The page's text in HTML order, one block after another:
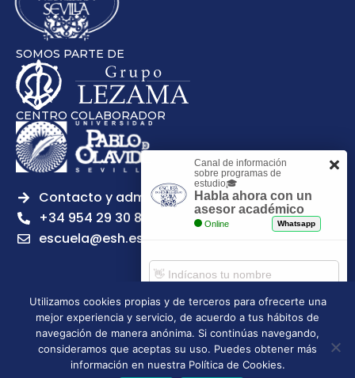
SOMOS PARTE DE
CENTRO COLABORADOR
Contacto y admisiones
+34 954 29 30 81
escuela@esh.es
Aviso legal Política de Privacidad
Política de Cookies
Política de calidad
Tablón de anuncios
Escuela Superior de Hostelería de Sevilla | 2026 | Todos los
Utilizamos cookies propias y de terceros para ofrecerte una
mejor experiencia y servicio, de acuerdo a tus hábitos de
navegación de manera anónima. Si continúas navegando,
consideramos que aceptas su uso. Puedes obtener más
información en nuestra Política de Cookies.
Canal de información
sobre programas de
estudio🎓
Habla ahora con un
asesor académico
Online Whatsapp
Comenzar chat